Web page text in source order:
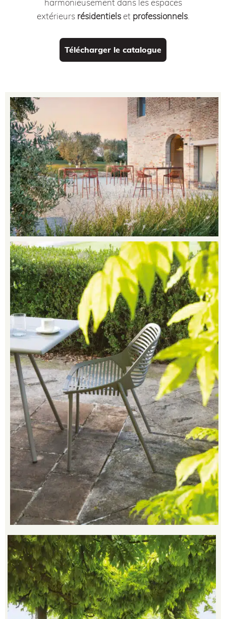
harmonieusement dans les espaces
extérieurs résidentielset professionnels.
Télécharger le catalogue